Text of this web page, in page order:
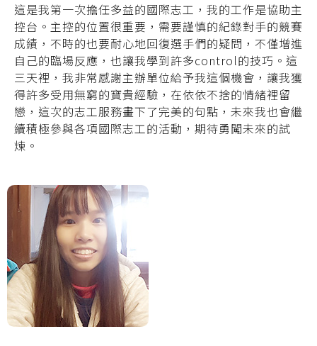
這是我第一次擔任多益的國際志工，我的工作是協助主
控台。主控的位置很重要，需要謹慎的紀錄對手的競賽
成績，不時的也要耐心地回復選手們的疑問，不僅增進
自己的臨場反應，也讓我學到許多control的技巧。這
三天裡，我非常感謝主辦單位給予我這個機會，讓我獲
得許多受用無窮的寶貴經驗，在依依不捨的情緒裡留
戀，這次的志工服務畫下了完美的句點，未來我也會繼
續積極參與各項國際志工的活動，期待勇闖未來的試
煉。